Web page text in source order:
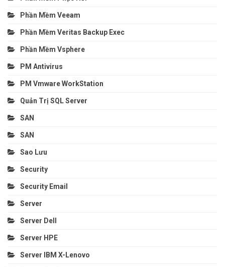
Phần Mềm Veeam
Phần Mềm Veritas Backup Exec
Phần Mềm Vsphere
PM Antivirus
PM Vmware WorkStation
Quản Trị SQL Server
SAN
SAN
Sao Lưu
Security
Security Email
Server
Server Dell
Server HPE
Server IBM X-Lenovo